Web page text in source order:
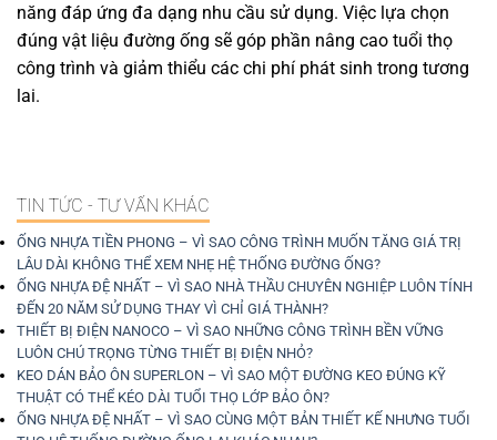
năng đáp ứng đa dạng nhu cầu sử dụng. Việc lựa chọn
đúng vật liệu đường ống sẽ góp phần nâng cao tuổi thọ
công trình và giảm thiểu các chi phí phát sinh trong tương
lai.
TIN TỨC - TƯ VẤN KHÁC
ỐNG NHỰA TIỀN PHONG – VÌ SAO CÔNG TRÌNH MUỐN TĂNG GIÁ TRỊ
LÂU DÀI KHÔNG THỂ XEM NHẸ HỆ THỐNG ĐƯỜNG ỐNG?
ỐNG NHỰA ĐỆ NHẤT – VÌ SAO NHÀ THẦU CHUYÊN NGHIỆP LUÔN TÍNH
ĐẾN 20 NĂM SỬ DỤNG THAY VÌ CHỈ GIÁ THÀNH?
THIẾT BỊ ĐIỆN NANOCO – VÌ SAO NHỮNG CÔNG TRÌNH BỀN VỮNG
LUÔN CHÚ TRỌNG TỪNG THIẾT BỊ ĐIỆN NHỎ?
KEO DÁN BẢO ÔN SUPERLON – VÌ SAO MỘT ĐƯỜNG KEO ĐÚNG KỸ
THUẬT CÓ THỂ KÉO DÀI TUỔI THỌ LỚP BẢO ÔN?
ỐNG NHỰA ĐỆ NHẤT – VÌ SAO CÙNG MỘT BẢN THIẾT KẾ NHƯNG TUỔI